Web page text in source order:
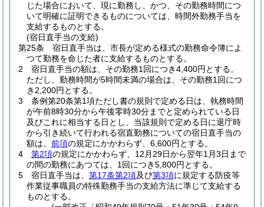
じた場合において、現に勤務し、かつ、その勤務時間につ
いて明確に証明できるものについては、時間外勤務手当を
支給するものとする。
(宿日直手当の支給)
第25条
宿日直手当は、市長が定める様式の勤務命令簿によ
つて勤務を命じた者に支給するものとする。
2
宿日直手当の額は、その勤務1回につき4,400円とする。
ただし、勤務時間が5時間未満の場合は、その勤務1回につ
き2,200円とする。
3
条例第20条第1項ただし書の規則で定める日は、執務時間
が午前8時30分から午後零時30分までと定められている日
及びこれに相当する日とし、当該規則で定める日に退庁時
から引き続いて行われる宿直勤務についての宿日直手当の
額は、 前項の規定にかかわらず、6,600円とする。
4
第2項の規定にかかわらず、12月29日から翌年1月3日まで
の間の勤務にあつては、1回につき5,800円とする。
5
宿日直手当は、 第17条第2項及び第3項に規定する防疫等
作業従事職員の特殊勤務手当の支給方法に準じて支給する
ものとする。